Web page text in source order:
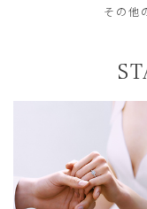
その他